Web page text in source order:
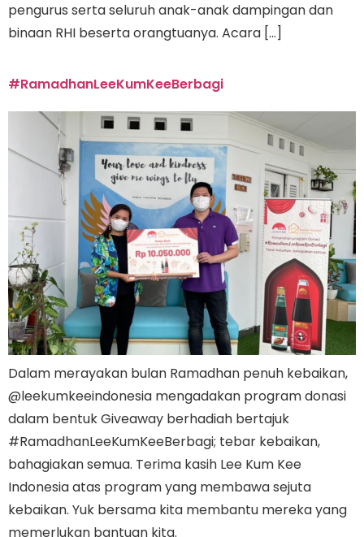
pengurus serta seluruh anak-anak dampingan dan
binaan RHI beserta orangtuanya. Acara […]
#RamadhanLeeKumKeeBerbagi
Dalam merayakan bulan Ramadhan penuh kebaikan,
@leekumkeeindonesia mengadakan program donasi
dalam bentuk Giveaway berhadiah bertajuk
#RamadhanLeeKumKeeBerbagi; tebar kebaikan,
bahagiakan semua. Terima kasih Lee Kum Kee
Indonesia atas program yang membawa sejuta
kebaikan. Yuk bersama kita membantu mereka yang
memerlukan bantuan kita.